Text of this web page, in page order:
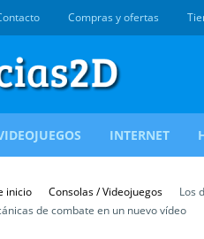
Compras y ofertas
INTERNET
inicio Consolas / Videojuegos
Los
de combate en un nuevo vídeo